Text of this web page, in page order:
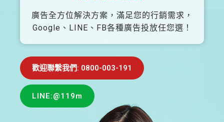
廣告全方位解決方案，滿足您的行銷需求，
Google、LINE、FB各種廣告投放任您選！
歡迎聯繫我們: 0800-003-191
LINE:@119m